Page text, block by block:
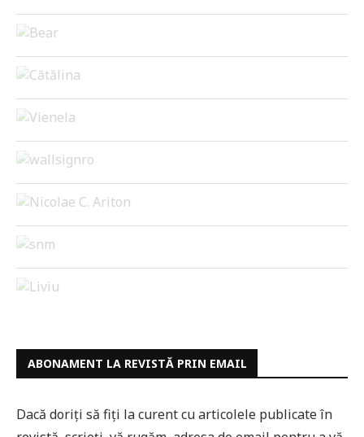
ABONAMENT LA REVISTĂ PRIN EMAIL
Dacă doriți să fiți la curent cu articolele publicate în